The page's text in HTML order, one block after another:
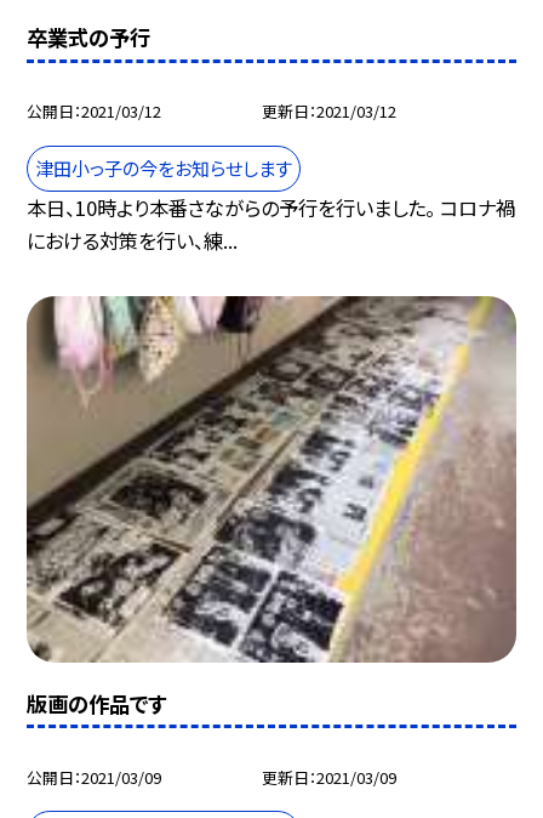
卒業式の予行
公開日 2021/03/12 更新日 2021/03/12
津田小っ子の今をお知らせします
本日、10時より本番さながらの予行を行いました。 コロナ禍
における対策を行い、練...
版画の作品です
公開日 2021/03/09 更新日 2021/03/09